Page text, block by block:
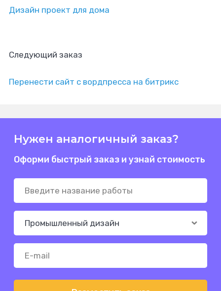
Дизайн проект для дома
Следующий заказ
Перенести сайт с вордпресса на битрикс
Нужен аналогичный заказ?
Оформи быстрый заказ и узнай стоимость